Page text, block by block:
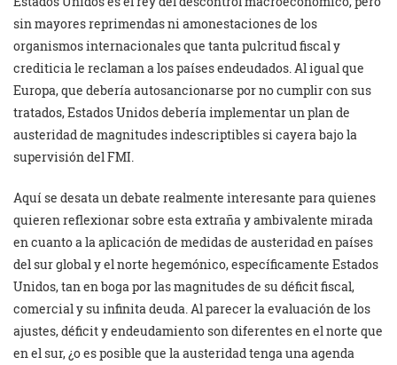
sin mayores reprimendas ni amonestaciones de los
organismos internacionales que tanta pulcritud fiscal y
crediticia le reclaman a los países endeudados. Al igual que
Europa, que debería autosancionarse por no cumplir con sus
tratados, Estados Unidos debería implementar un plan de
austeridad de magnitudes indescriptibles si cayera bajo la
supervisión del FMI.
Aquí se desata un debate realmente interesante para quienes
quieren reflexionar sobre esta extraña y ambivalente mirada
en cuanto a la aplicación de medidas de austeridad en países
del sur global y el norte hegemónico, específicamente Estados
Unidos, tan en boga por las magnitudes de su déficit fiscal,
comercial y su infinita deuda. Al parecer la evaluación de los
ajustes, déficit y endeudamiento son diferentes en el norte que
en el sur, ¿o es posible que la austeridad tenga una agenda